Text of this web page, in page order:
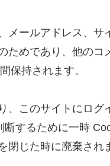
メールアドレス、サ
ためであり、他の
保持されます。
、このサイトにロ
するために一時
閉じた時に廃棄され